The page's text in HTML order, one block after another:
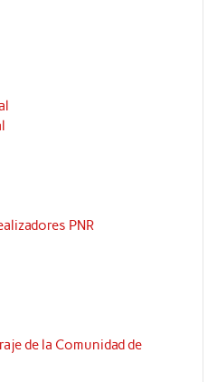
PNR
de la Comunidad de